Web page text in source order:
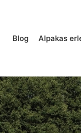
Blog Alpakas